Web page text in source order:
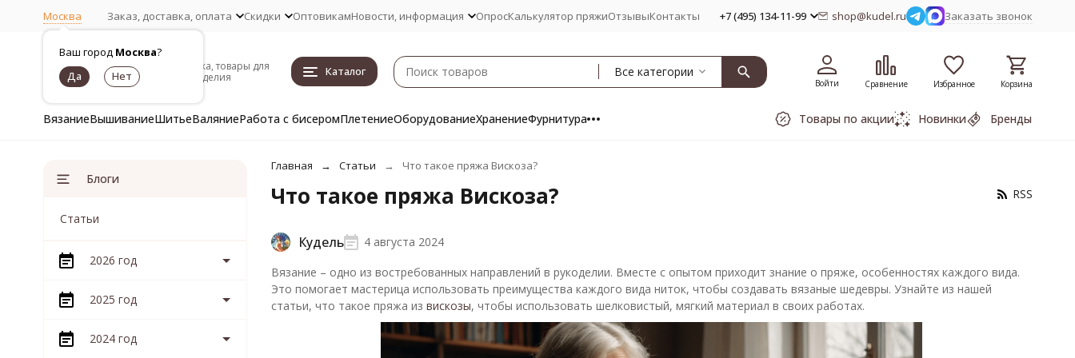
Москва
Ваш город Москва?
Заказ, доставка, оплата Скидки ОптовикамНовости, информация ОпросКалькулятор пряжиОтзывыКонтакты +7 (495) 134-11-99 shop@kudel.ru Заказать звонок
Пряжа, товары для
рукоделия
Каталог Все категории
Войти Сравнение Избранное Корзина
ВязаниеВышиваниеШитьеВаляниеРабота с бисеромПлетениеОборудованиеХранениеФурнитура Товары по акции Новинки Бренды
Главная Статьи Что такое пряжа Вискоза?
Что такое пряжа Вискоза? RSS
Кудель 4 августа 2024
Вязание – одно из востребованных направлений в рукоделии. Вместе с опытом приходит знание о пряже, особенностях каждого вида.
Это помогает мастерица использовать преимущества каждого вида ниток, чтобы создавать вязаные шедевры. Узнайте из нашей
статьи, что такое пряжа из вискозы, чтобы использовать шелковистый, мягкий материал в своих работах.
Блоги
Статьи
2026 год
2025 год
2024 год